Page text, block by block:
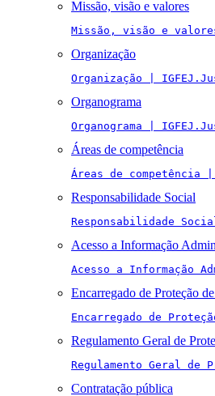
Missão, visão e valores
Missão, visão e
Organização
Organização |
Organograma
Organograma |
Áreas de competência
Áreas de competência
Responsabilidade Social
Responsabilidade
Acesso a Informação
Acesso a Informação
Encarregado de Proteção
Encarregado de
Regulamento Geral de
Regulamento Geral de
Contratação pública